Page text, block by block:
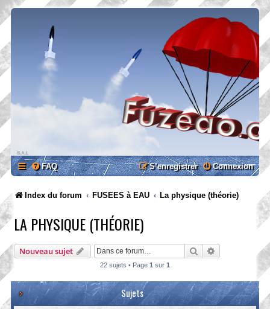
FAQ Connexion
S’enregistrer
Index du forum FUSEES à EAU La physique (théorie)
LA PHYSIQUE (THÉORIE)
Nouveau sujet RechercherRecherche
22 sujets • Page 1 sur 1
Sujets